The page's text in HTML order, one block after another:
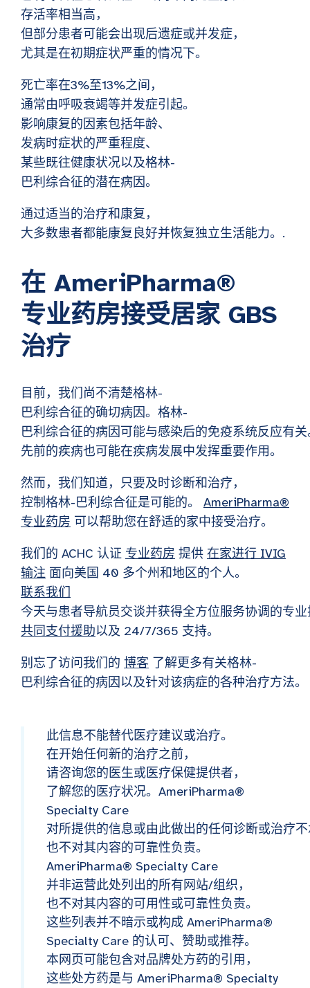
存活率相当高，
但部分患者可能会出现后遗症或并发症，
尤其是在初期症状严重的情况下。
死亡率在3%至13%之间，
通常由呼吸衰竭等并发症引起。
影响康复的因素包括年龄、
发病时症状的严重程度、
某些既往健康状况以及格林-
巴利综合征的潜在病因。
通过适当的治疗和康复，
大多数患者都能康复良好并恢复独立生活能力。.
在 AmeriPharma®
专业药房接受居家 GBS
治疗
目前，我们尚不清楚格林-
巴利综合征的确切病因。格林-
巴利综合征的病因可能与感染后的免疫系统反应有关
先前的疾病也可能在疾病发展中发挥重要作用。
然而，我们知道，只要及时诊断和治疗，
控制格林-巴利综合征是可能的。 AmeriPharma®
专业药房 可以帮助您在舒适的家中接受治疗。
我们的 ACHC 认证 专业药房 提供 在家进行 IVIG
输注 面向美国 40 多个州和地区的个人。
联系我们
今天与患者导航员交谈并获得全方位服务协调的专
共同支付援助以及 24/7/365 支持。
别忘了访问我们的 博客 了解更多有关格林-
巴利综合征的病因以及针对该病症的各种治疗方法。
此信息不能替代医疗建议或治疗。
在开始任何新的治疗之前，
请咨询您的医生或医疗保健提供者，
了解您的医疗状况。AmeriPharma®
Specialty Care
对所提供的信息或由此做出的任何诊断或治疗
也不对其内容的可靠性负责。
AmeriPharma® Specialty Care
并非运营此处列出的所有网站/组织，
也不对其内容的可用性或可靠性负责。
这些列表并不暗示或构成 AmeriPharma®
Specialty Care 的认可、赞助或推荐。
本网页可能包含对品牌处方药的引用，
这些处方药是与 AmeriPharma® Specialty